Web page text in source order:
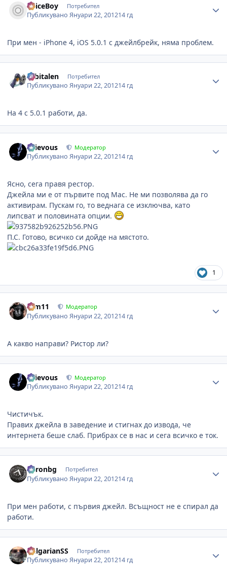
SpiceBoy Потребител
ПубликуваноЯнуари 22, 201214 гд
При мен - iPhone 4, iOS 5.0.1 с джейлбрейк, няма проблем.
orbitalen Потребител
ПубликуваноЯнуари 22, 201214 гд
На 4 с 5.0.1 работи, да.
Grievous Модератор
ПубликуваноЯнуари 22, 201214 гд
Ясно, сега правя рестор.
Джейла ми е от първите под Mac. Не ми позволява да го
активирам. Пускам го, то веднага се изключва, като
липсват и половината опции.
П.С. Готово, всичко си дойде на мястото.
1
arm11 Модератор
ПубликуваноЯнуари 22, 201214 гд
А какво направи? Ристор ли?
Grievous Модератор
ПубликуваноЯнуари 22, 201214 гд
Чистичък.
Правих джейла в заведение и стигнах до извода, че
интернета беше слаб. Прибрах се в нас и сега всичко е ток.
baronbg Потребител
ПубликуваноЯнуари 22, 201214 гд
При мен работи, с първия джейл. Всъщност не е спирал да
работи.
BulgarianSS Потребител
ПубликуваноЯнуари 22, 201214 гд